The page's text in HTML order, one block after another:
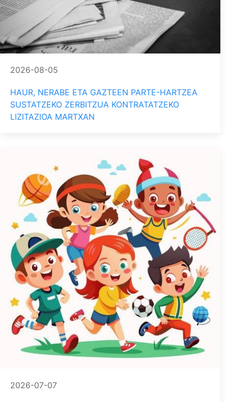
2026-08-05
HAUR, NERABE ETA GAZTEEN PARTE-HARTZEA
SUSTATZEKO ZERBITZUA KONTRATATZEKO
LIZITAZIOA MARTXAN
2026-07-07